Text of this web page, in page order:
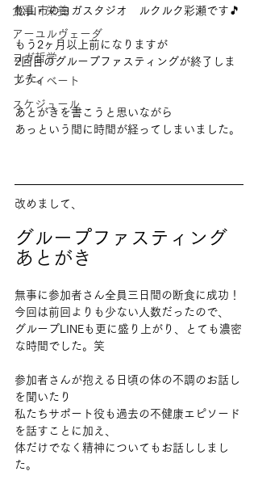
食事・栄養
アーユルヴェーダ
ヨガ哲学
プライベート
スケジュール
松山市のヨガスタジオ　ルクルク彩瀬です🎵
もう2ヶ月以上前になりますが
2回目のグループファスティングが終了しま
した。
あとがきを書こうと思いながら
あっという間に時間が経ってしまいました。
改めまして、
グループファスティング
あとがき
無事に参加者さん全員三日間の断食に成功！
今回は前回よりも少ない人数だったので、
グループLINEも更に盛り上がり、とても濃密
な時間でした。笑
参加者さんが抱える日頃の体の不調のお話し
を聞いたり
私たちサポート役も過去の不健康エピソード
を話すことに加え、
体だけでなく精神についてもお話ししまし
た。